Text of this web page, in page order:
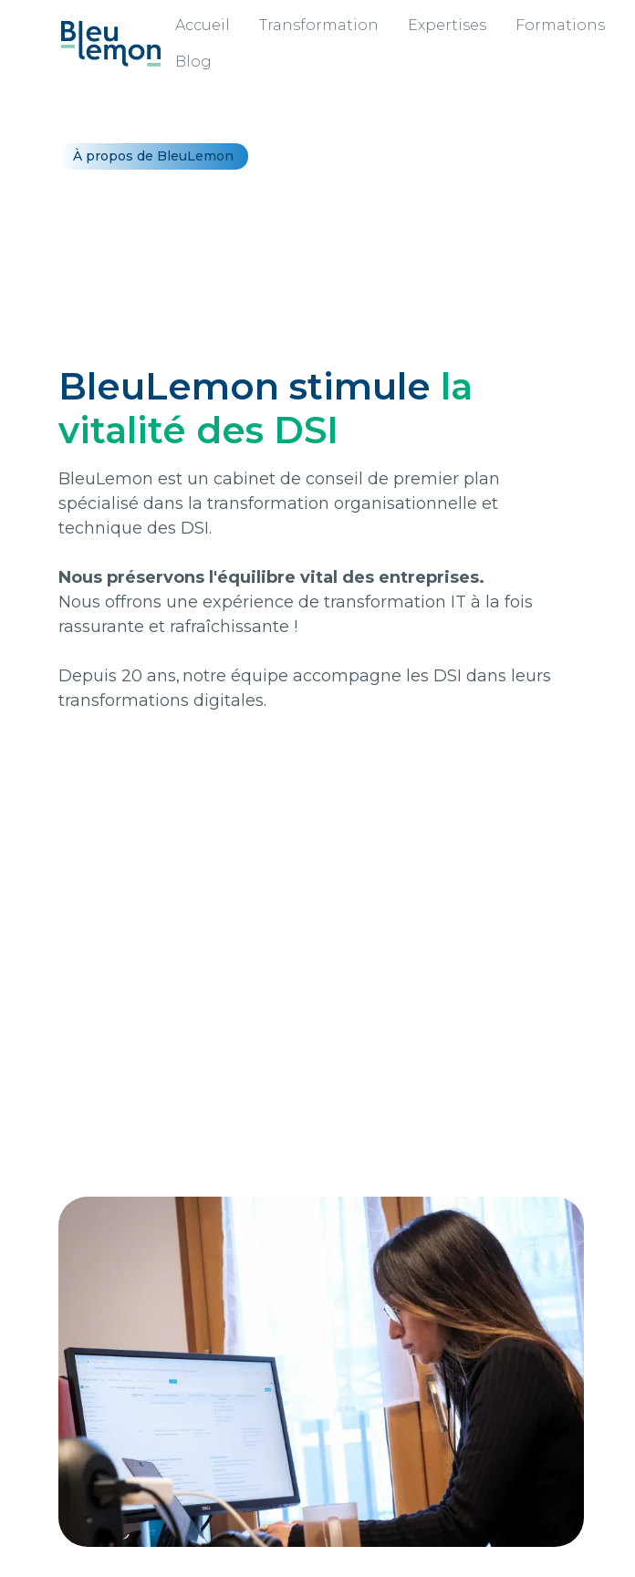
Accueil Transformation Expertises Formations
Blog
À propos de BleuLemon
BleuLemon stimule la
vitalité des DSI
BleuLemon est un cabinet de conseil de premier plan
spécialisé dans la transformation organisationnelle et
technique des DSI.
Nous préservons l'équilibre vital des entreprises.
Nous offrons une expérience de transformation IT à la fois
rassurante et rafraîchissante !
Depuis 20 ans, notre équipe accompagne les DSI dans leurs
transformations digitales.